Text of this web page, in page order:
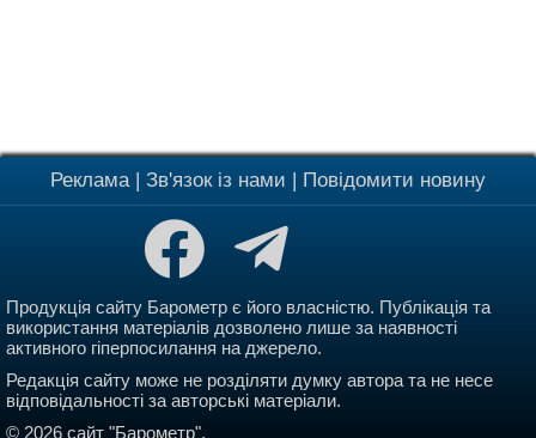
Реклама| Зв'язок із нами | Повідомити новину
Продукція сайту Барометр є його власністю. Публікація та
використання матеріалів дозволено лише за наявності
активного гіперпосилання на джерело.
Редакція сайту може не розділяти думку автора та не несе
відповідальності за авторські матеріали.
© 2026 сайт "Барометр".